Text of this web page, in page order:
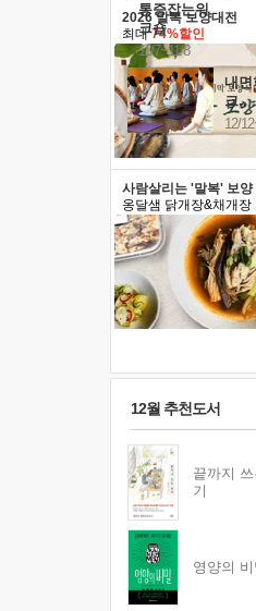
통증잡는워
크숍
11/7~11/8
내면
크..
12/
2026 말복 보양대전
최대74%할인
사람살리는 '말복' 보양
옹달샘 닭개장&채개장
12월 추천도서
끝까지
기
영양의 비